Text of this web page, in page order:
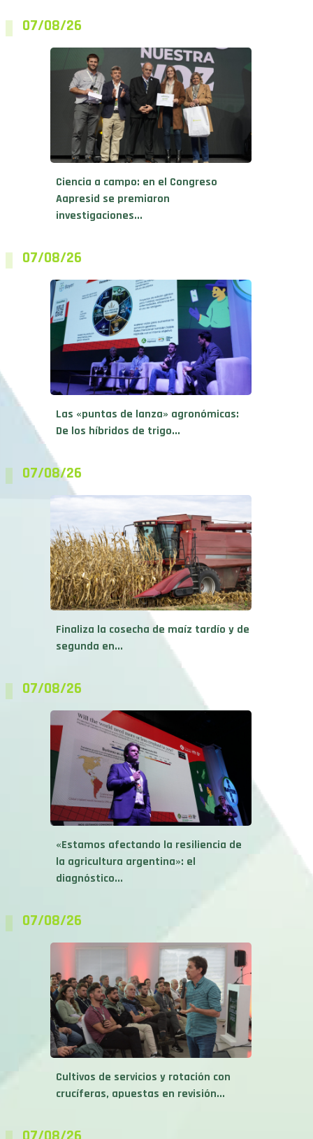
07/08/26
Ciencia a campo: en el Congreso
Aapresid se premiaron
investigaciones...
07/08/26
Las «puntas de lanza» agronómicas:
De los híbridos de trigo...
07/08/26
Finaliza la cosecha de maíz tardío y de
segunda en...
07/08/26
«Estamos afectando la resiliencia de
la agricultura argentina»: el
diagnóstico...
07/08/26
Cultivos de servicios y rotación con
crucíferas, apuestas en revisión...